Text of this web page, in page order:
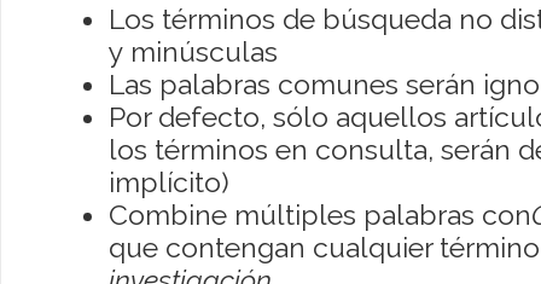
Los términos de búsqueda no
y minúsculas
Las palabras comunes serán
Por defecto, sólo aquellos
los términos en consulta, serán
implícito)
Combine múltiples palabras con
que contengan cualquier